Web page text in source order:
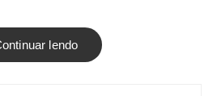
lendo